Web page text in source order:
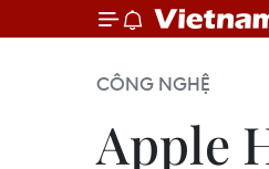
CÔNG NGHỆ
Apple